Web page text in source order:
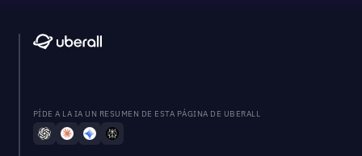
PÍDE A LA IA UN RESUMEN DE ESTA PÁGINA DE UBERALL